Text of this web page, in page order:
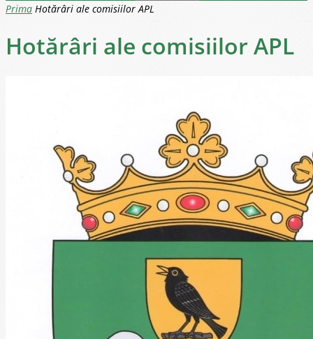
Prima Hotărâri ale comisiilor APL
Hotărâri ale comisiilor APL